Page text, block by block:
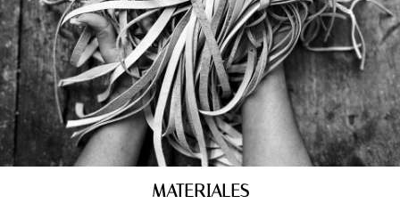
MATERIALES